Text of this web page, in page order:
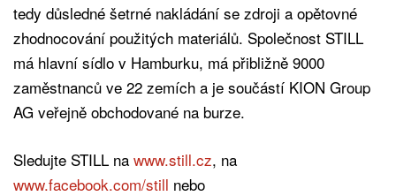
tedy důsledné šetrné nakládání se zdroji a opětovné
zhodnocování použitých materiálů. Společnost STILL
má hlavní sídlo v Hamburku, má přibližně 9000
zaměstnanců ve 22 zemích a je součástí KION Group
AG veřejně obchodované na burze.
Sledujte STILL na www.still.cz, na
www.facebook.com/still nebo